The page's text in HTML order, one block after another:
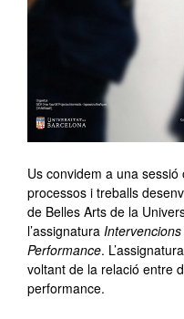
Us convidem a una
processos i treballs
de Belles Arts de la
l’assignatura
Performance.
voltant de la relació entre
performance.